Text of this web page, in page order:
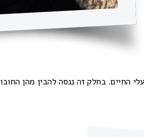
החיים. בחלק זה ננסה להבין מהן